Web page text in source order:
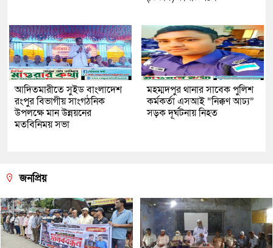
আদিতমারীতে সুইড বাংলাদেশ
রংপুর বিভাগীয় সাংগঠনিক
উপলক্ষে মান উন্নয়নের
মতবিনিময় সভা
মহম্মদপুর থানার সাবেক পুলিশ
কর্মকর্তা এসআই “নিক্কণ আঢ্য”
সড়ক দূর্ঘটনায় নিহত
জনপ্রিয়